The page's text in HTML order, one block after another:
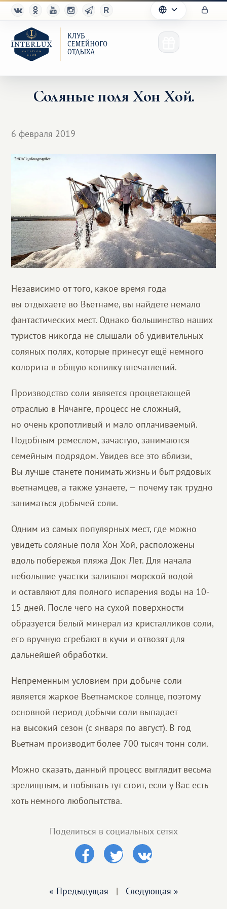
Преимущества
Благотворительность
Соляные поля Хон Хой.
6 февраля 2019
Независимо от того, какое время года
вы отдыхаете во Вьетнаме, вы найдете немало
фантастических мест. Однако большинство наших
туристов никогда не слышали об удивительных
соляных полях, которые принесут ещё немного
колорита в общую копилку впечатлений.
Производство соли является процветающей
отраслью в Нячанге, процесс не сложный,
но очень кропотливый и мало оплачиваемый.
Подобным ремеслом, зачастую, занимаются
семейным подрядом. Увидев все это вблизи,
Вы лучше станете понимать жизнь и быт рядовых
вьетнамцев, а также узнаете, — почему так трудно
заниматься добычей соли.
Одним из самых популярных мест, где можно
увидеть соляные поля Хон Хой, расположены
вдоль побережья пляжа Док Лет. Для начала
небольшие участки заливают морской водой
и оставляют для полного испарения воды на 10-
15 дней. После чего на сухой поверхности
образуется белый минерал из кристалликов соли,
его вручную сгребают в кучи и отвозят для
дальнейшей обработки.
Непременным условием при добыче соли
является жаркое Вьетнамское солнце, поэтому
основной период добычи соли выпадает
на высокий сезон (с января по август). В год
Вьетнам производит более 700 тысяч тонн соли.
Можно сказать, данный процесс выглядит весьма
зрелищным, и побывать тут стоит, если у Вас есть
хоть немного любопытства.
Поделиться в социальных сетях
« Предыдущая | Следующая »